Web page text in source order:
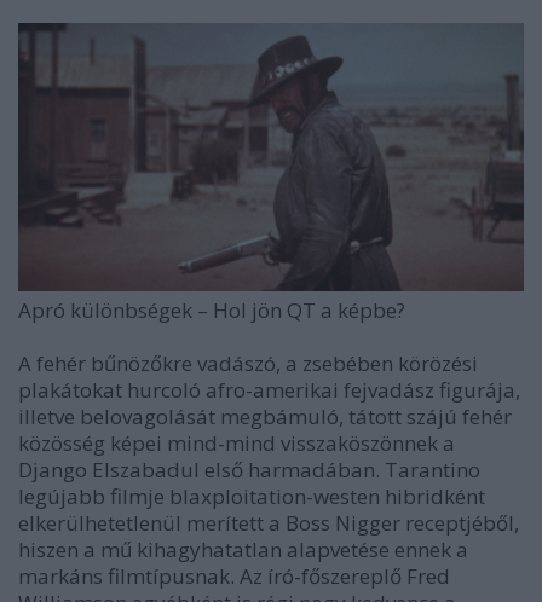
Apró különbségek – Hol jön QT a képbe?
A fehér bűnözőkre vadászó, a zsebében körözési
plakátokat hurcoló afro-amerikai fejvadász figurája,
illetve belovagolását megbámuló, tátott szájú fehér
közösség képei mind-mind visszaköszönnek a
Django Elszabadul első harmadában. Tarantino
legújabb filmje blaxploitation-westen hibridként
elkerülhetetlenül merített a Boss Nigger receptjéből,
hiszen a mű kihagyhatatlan alapvetése ennek a
markáns filmtípusnak. Az író-főszereplő Fred